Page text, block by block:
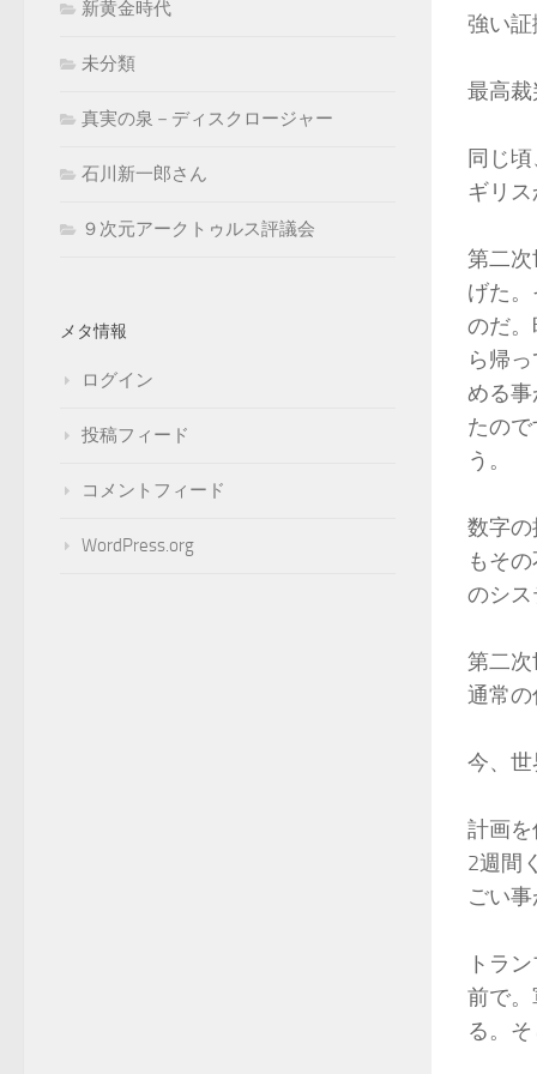
強い
最高
同じ
ギリ
第二
げた
のだ
ら帰
める
たの
う。
数字
もそ
のシ
第二
通常
今、
計画
2週間
ごい
トラ
前で
る。
新黄金時代
未分類
真実の泉－ディスクロージャー
石川新一郎さん
９次元アークトゥルス評議会
メタ情報
ログイン
投稿フィード
コメントフィード
WordPress.org